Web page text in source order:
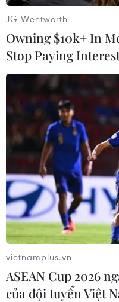
#Phần tử khủng bố
#Boko Haram
JG Wentworth
Owning $10k+ In
Stop Paying
vietnamplus.vn
ASEAN Cup 2026
của đội tuyển Việt